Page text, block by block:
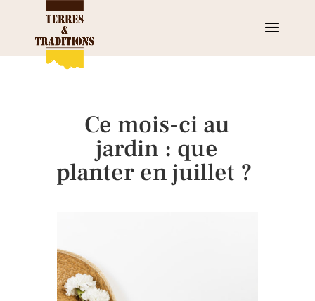
Ce mois-ci au
jardin : que
planter en juillet ?